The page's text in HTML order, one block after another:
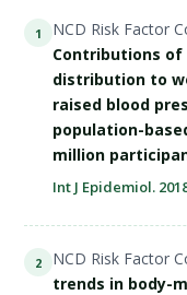
1
NCD Risk Factor
Contributions of
distribution to
raised blood
population-
million
Int J Epidemiol.
2 NCD Risk Factor
trends in body-